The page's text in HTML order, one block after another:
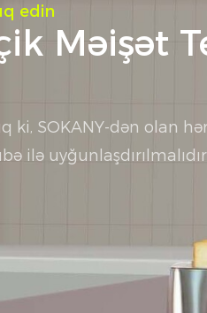
edin
Məişət
ki, SOKANY-dən olan
ilə